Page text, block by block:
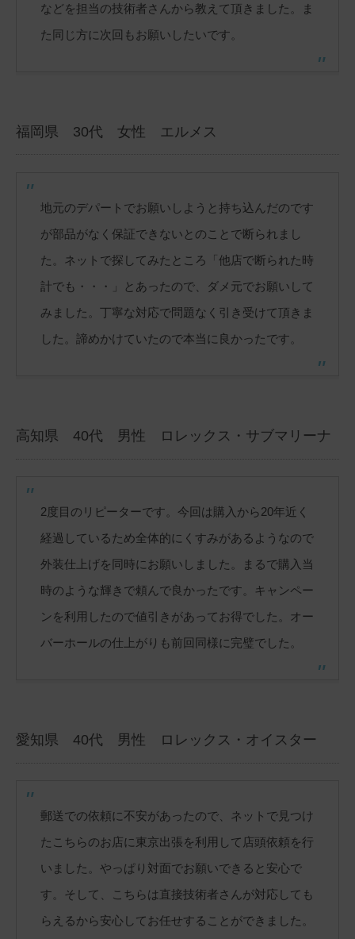
などを担当の技術者さんから教えて頂きました。ま
た同じ方に次回もお願いしたいです。
福岡県 30代 女性 エルメス
地元のデパートでお願いしようと持ち込んだのです
が部品がなく保証できないとのことで断られまし
た。ネットで探してみたところ「他店で断られた時
計でも・・・」とあったので、ダメ元でお願いして
みました。丁寧な対応で問題なく引き受けて頂きま
した。諦めかけていたので本当に良かったです。
高知県 40代 男性 ロレックス・サブマリーナ
2度目のリピーターです。今回は購入から20年近く
経過しているため全体的にくすみがあるようなので
外装仕上げを同時にお願いしました。まるで購入当
時のような輝きで頼んで良かったです。キャンペー
ンを利用したので値引きがあってお得でした。オー
バーホールの仕上がりも前回同様に完璧でした。
愛知県 40代 男性 ロレックス・オイスター
郵送での依頼に不安があったので、ネットで見つけ
たこちらのお店に東京出張を利用して店頭依頼を行
いました。やっぱり対面でお願いできると安心で
す。そして、こちらは直接技術者さんが対応しても
らえるから安心してお任せすることができました。